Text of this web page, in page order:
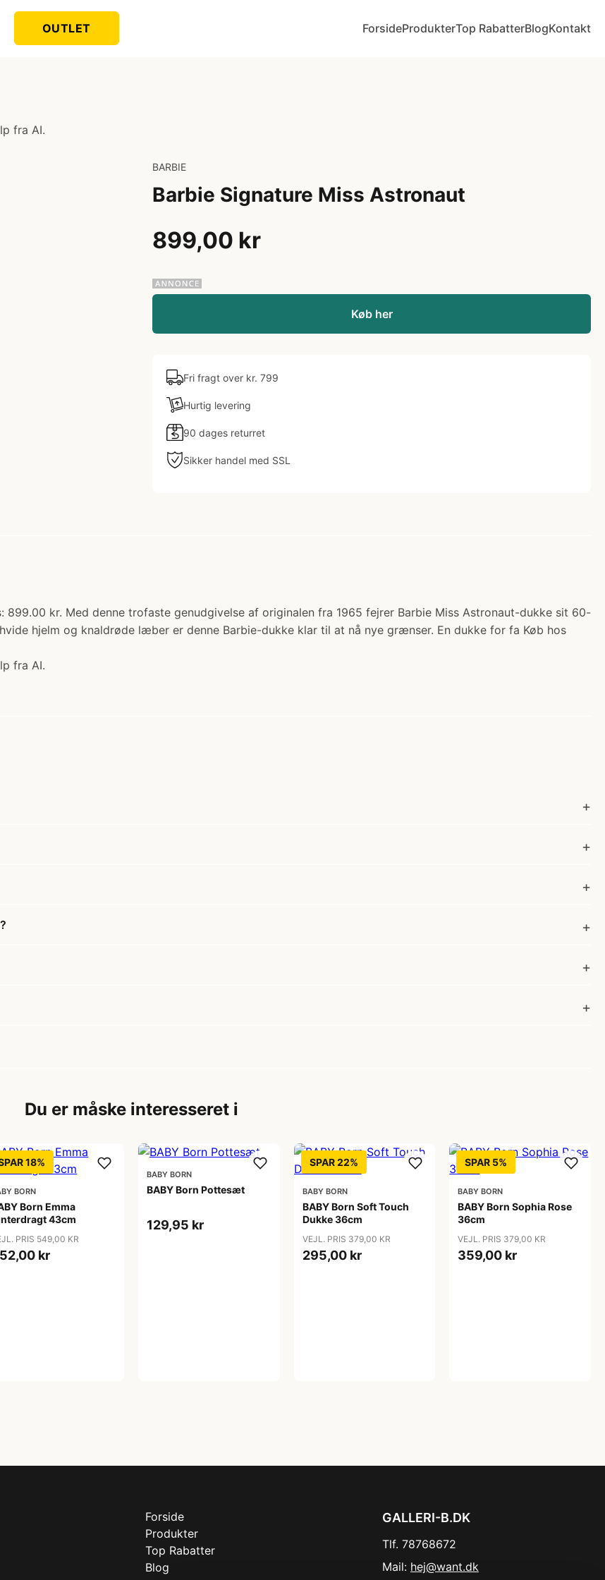
OUTLET ForsideProdukterTop RabatterBlogKontakt
fra AI.
BARBIE
Barbie Signature Miss Astronaut
899,00 kr
Køb her
Fri fragt over kr. 799
Hurtig levering
90 dages returret
Sikker handel med SSL
899.00 kr. Med denne trofaste genudgivelse af originalen fra 1965 fejrer Barbie Miss Astronaut-dukke sit 60-
hjelm og knaldrøde læber er denne Barbie-dukke klar til at nå nye grænser. En dukke for fa Køb hos
fra AI.
Du er måske interesseret i
18%
BORN
Born Emma
43cm
PRIS 549,00 KR
kr
BABY BORN
BABY Born Pottesæt
129,95 kr
SPAR 22%
BABY BORN
BABY Born Soft Touch
Dukke 36cm
VEJL. PRIS 379,00 KR
295,00 kr
SPAR 5%
BABY BORN
BABY Born Sophia Rose
36cm
VEJL. PRIS 379,00 KR
359,00 kr
Forside
Produkter
Top Rabatter
Blog
GALLERI-B.DK
Tlf. 78768672
Mail: hej@want.dk